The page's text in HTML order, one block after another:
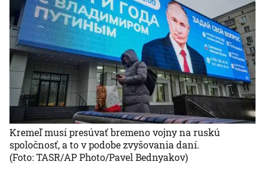
Kremeľ musí presúvať bremeno vojny na ruskú
spoločnosť, a to v podobe zvyšovania daní.
(Foto: TASR/AP Photo/Pavel Bednyakov)